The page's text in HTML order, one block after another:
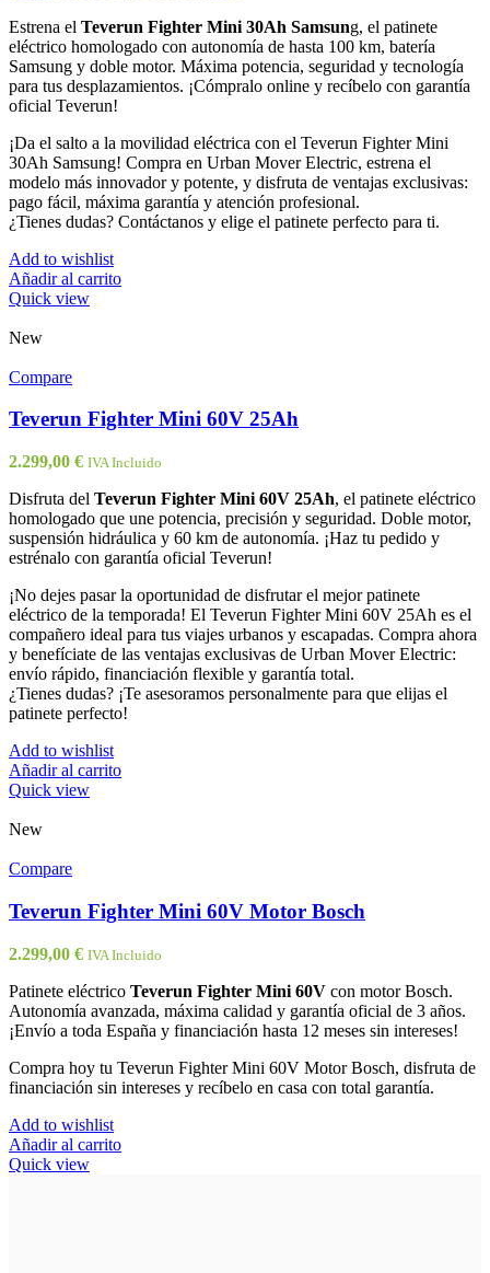
Estrena el Teverun Fighter Mini 30Ah Samsung, el patinete
eléctrico homologado con autonomía de hasta 100 km, batería
Samsung y doble motor. Máxima potencia, seguridad y tecnología
para tus desplazamientos. ¡Cómpralo online y recíbelo con garantía
oficial Teverun!
¡Da el salto a la movilidad eléctrica con el Teverun Fighter Mini
30Ah Samsung! Compra en Urban Mover Electric, estrena el
modelo más innovador y potente, y disfruta de ventajas exclusivas:
pago fácil, máxima garantía y atención profesional.
¿Tienes dudas? Contáctanos y elige el patinete perfecto para ti.
Add to wishlist
Añadir al carrito
Quick view
New
Compare
Teverun Fighter Mini 60V 25Ah
2.299,00 € IVA Incluido
Disfruta del Teverun Fighter Mini 60V 25Ah, el patinete eléctrico
homologado que une potencia, precisión y seguridad. Doble motor,
suspensión hidráulica y 60 km de autonomía. ¡Haz tu pedido y
estrénalo con garantía oficial Teverun!
¡No dejes pasar la oportunidad de disfrutar el mejor patinete
eléctrico de la temporada! El Teverun Fighter Mini 60V 25Ah es el
compañero ideal para tus viajes urbanos y escapadas. Compra ahora
y benefíciate de las ventajas exclusivas de Urban Mover Electric:
envío rápido, financiación flexible y garantía total.
¿Tienes dudas? ¡Te asesoramos personalmente para que elijas el
patinete perfecto!
Add to wishlist
Añadir al carrito
Quick view
New
Compare
Teverun Fighter Mini 60V Motor Bosch
2.299,00 € IVA Incluido
Patinete eléctrico Teverun Fighter Mini 60V con motor Bosch.
Autonomía avanzada, máxima calidad y garantía oficial de 3 años.
¡Envío a toda España y financiación hasta 12 meses sin intereses!
Compra hoy tu Teverun Fighter Mini 60V Motor Bosch, disfruta de
financiación sin intereses y recíbelo en casa con total garantía.
Add to wishlist
Añadir al carrito
Quick view